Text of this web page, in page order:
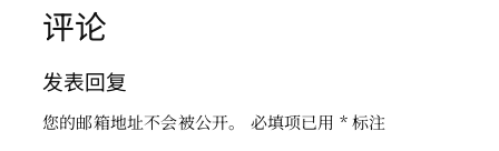
评论
发表回复
您的邮箱地址不会被公开。 必填项已用 *标注